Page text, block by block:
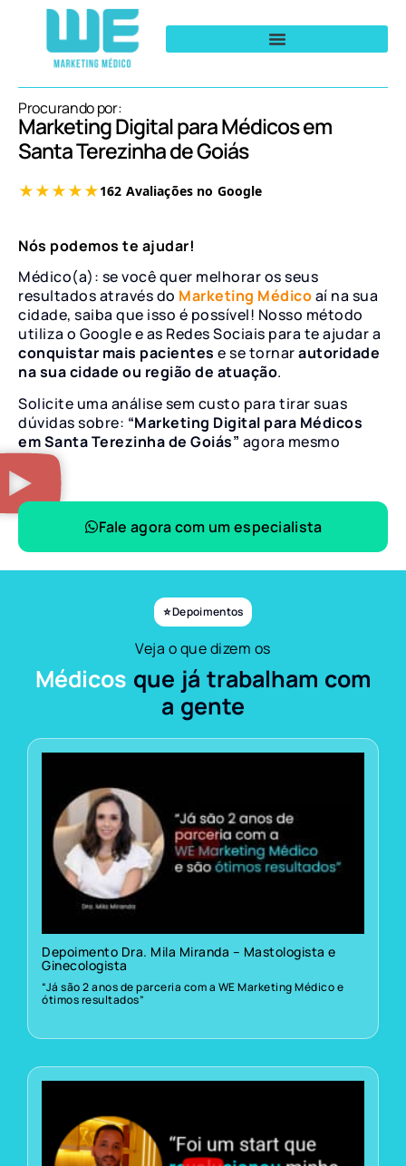
Procurando por:
Marketing Digital para Médicos em
Santa Terezinha de Goiás
Nós podemos te ajudar!
Médico(a): se você quer melhorar os seus
resultados através do Marketing Médicoaí na sua
cidade, saiba que isso é possível! Nosso método
utiliza o Google e as Redes Sociais para te ajudar a
conquistar mais pacientes e se tornarautoridade
na sua cidade ou região de atuação.
Solicite uma análise sem custo para tirar suas
dúvidas sobre: “Marketing Digital para Médicos
em Santa Terezinha de Goiás” agora mesmo
Fale agora com um especialista
⭐ Depoimentos
Veja o que dizem os
Médicos que já trabalham com
a gente
Depoimento Dra. Mila Miranda – Mastologista e
Ginecologista
“Já são 2 anos de parceria com a WE Marketing Médico e
ótimos resultados”